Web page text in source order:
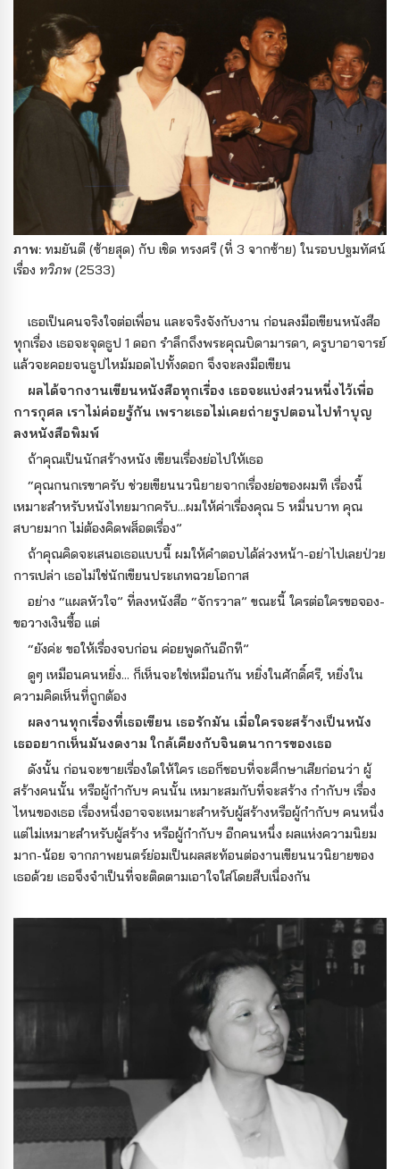
ภาพ: ทมยันตี (ซ้ายสุด) กับ เชิด ทรงศรี (ที่ 3 จากซ้าย) ในรอบปฐมทัศน์
เรื่อง ทวิภพ (2533)
เธอเป็นคนจริงใจต่อเพื่อน และจริงจังกับงาน ก่อนลงมือเขียนหนังสือ
ทุกเรื่อง เธอจะจุดธูป 1 ดอก รำลึกถึงพระคุณบิดามารดา, ครูบาอาจารย์
แล้วจะคอยจนธูปไหม้มอดไปทั้งดอก จึงจะลงมือเขียน
ผลได้จากงานเขียนหนังสือทุกเรื่อง เธอจะแบ่งส่วนหนึ่งไว้เพื่อ
การกุศล เราไม่ค่อยรู้กัน เพราะเธอไม่เคยถ่ายรูปตอนไปทำบุญ
ลงหนังสือพิมพ์
ถ้าคุณเป็นนักสร้างหนัง เขียนเรื่องย่อไปให้เธอ
“คุณกนกเรขาครับ ช่วยเขียนนวนิยายจากเรื่องย่อของผมที เรื่องนี้
เหมาะสำหรับหนังไทยมากครับ...ผมให้ค่าเรื่องคุณ 5 หมื่นบาท คุณ
สบายมาก ไม่ต้องคิดพล็อตเรื่อง”
ถ้าคุณคิดจะเสนอเธอแบบนี้ ผมให้คำตอบได้ล่วงหน้า-อย่าไปเลยป่วย
การเปล่า เธอไม่ใช่นักเขียนประเภทฉวยโอกาส
อย่าง “แผลหัวใจ” ที่ลงหนังสือ “จักรวาล” ขณะนี้ ใครต่อใครขอจอง-
ขอวางเงินซื้อ แต่
“ยังค่ะ ขอให้เรื่องจบก่อน ค่อยพูดกันอีกที”
ดูๆ เหมือนคนหยิ่ง... ก็เห็นจะใช่เหมือนกัน หยิ่งในศักดิ์ศรี, หยิ่งใน
ความคิดเห็นที่ถูกต้อง
ผลงานทุกเรื่องที่เธอเขียน เธอรักมัน เมื่อใครจะสร้างเป็นหนัง
เธออยากเห็นมันงดงาม ใกล้เคียงกับจินตนาการของเธอ
ดังนั้น ก่อนจะขายเรื่องใดให้ใคร เธอก็ชอบที่จะศึกษาเสียก่อนว่า ผู้
สร้างคนนั้น หรือผู้กำกับฯ คนนั้น เหมาะสมกับที่จะสร้าง กำกับฯ เรื่อง
ไหนของเธอ เรื่องหนึ่งอาจจะเหมาะสำหรับผู้สร้างหรือผู้กำกับฯ คนหนึ่ง
แต่ไม่เหมาะสำหรับผู้สร้าง หรือผู้กำกับฯ อีกคนหนึ่ง ผลแห่งความนิยม
มาก-น้อย จากภาพยนตร์ย่อมเป็นผลสะท้อนต่องานเขียนนวนิยายของ
เธอด้วย เธอจึงจำเป็นที่จะติดตามเอาใจใส่โดยสืบเนื่องกัน